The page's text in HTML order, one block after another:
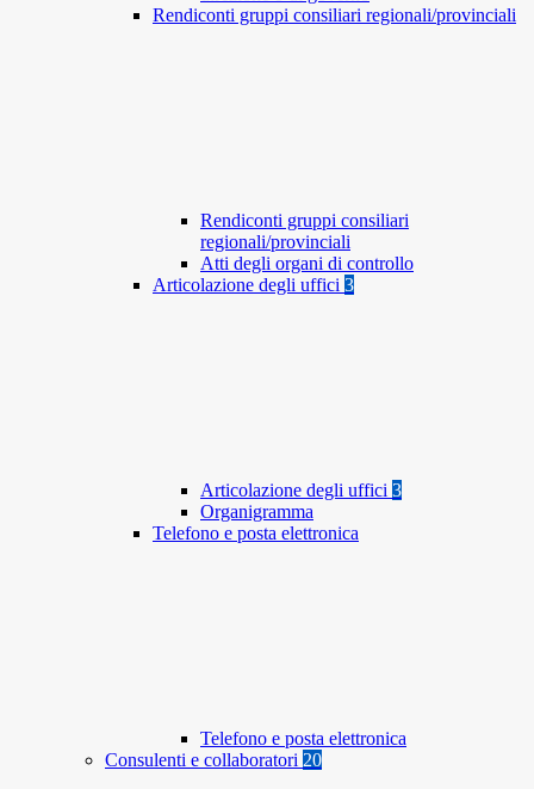
Rendiconti gruppi consiliari regionali/provinciali
Rendiconti gruppi consiliari
regionali/provinciali
Atti degli organi di controllo
Articolazione degli uffici 3
Articolazione degli uffici 3
Organigramma
Telefono e posta elettronica
Telefono e posta elettronica
Consulenti e collaboratori 20